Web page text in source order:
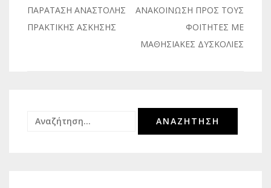
Πλοήγηση
άρθρων
ΠΑΡΑΤΑΣΗ ΑΝΑΣΤΟΛΗΣ
ΠΡΑΚΤΙΚΗΣ ΑΣΚΗΣΗΣ
ΑΝΑΚΟΙΝΩΣΗ ΠΡΟΣ ΤΟΥΣ
ΦΟΙΤΗΤΕΣ ΜΕ
ΜΑΘΗΣΙΑΚΕΣ ΔΥΣΚΟΛΙΕΣ
Αναζήτηση